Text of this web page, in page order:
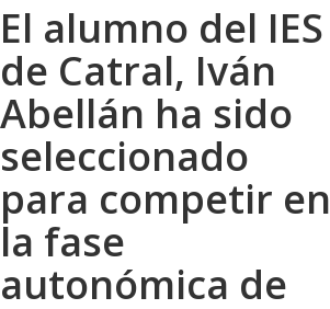
El alumno del IES
de Catral, Iván
Abellán ha sido
seleccionado
para competir en
la fase
autonómica de